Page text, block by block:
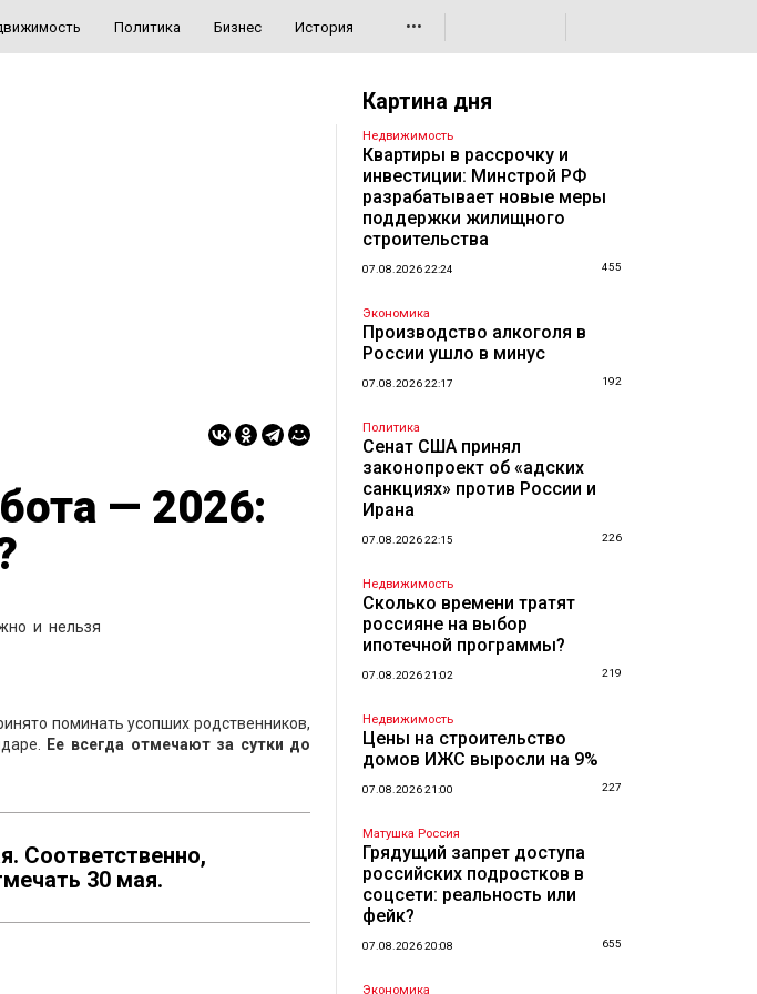
Политика Бизнес История •••
— 2026:
поминать усопших родственников,
Ее всегда отмечают за сутки до
Соответственно,
30 мая.
Картина дня
Недвижимость
Квартиры в рассрочку и
инвестиции: Минстрой РФ
разрабатывает новые меры
поддержки жилищного
строительства
07.08.2026 22:24 455
Экономика
Производство алкоголя в
России ушло в минус
07.08.2026 22:17 192
Политика
Сенат США принял
законопроект об «адских
санкциях» против России и
Ирана
07.08.2026 22:15 226
Недвижимость
Сколько времени тратят
россияне на выбор
ипотечной программы?
07.08.2026 21:02 219
Недвижимость
Цены на строительство
домов ИЖС выросли на 9%
07.08.2026 21:00 227
Матушка Россия
Грядущий запрет доступа
российских подростков в
соцсети: реальность или
фейк?
07.08.2026 20:08 655
Экономика